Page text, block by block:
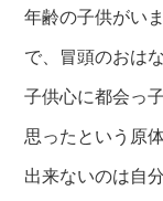
年齢の子供がいま
で、冒頭のおは
子供心に都会っ
思ったという原
出来ないのは自